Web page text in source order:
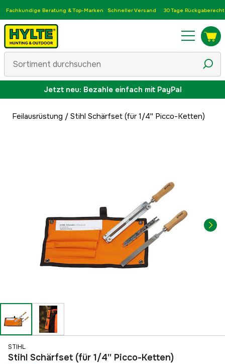
Fachkundige Beratung & Top-Marken Schneller Versand 30 Tage Rückgaberecht
Jetzt neu: Bezahle einfach mit PayPal
Feilausrüstung / Stihl Schärfset (für 1/4'' Picco-Ketten)
STIHL
Stihl Schärfset (für 1/4'' Picco-Ketten)